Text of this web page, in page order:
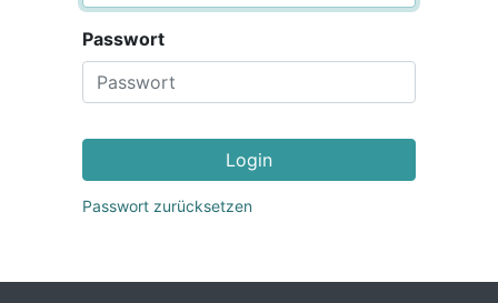
Passwort
Login
Passwort zurücksetzen